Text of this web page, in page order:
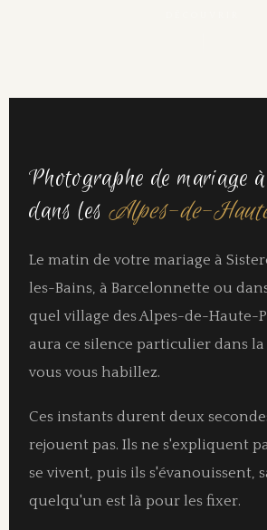
Photographe de mariage
dans les Alpes-de-
Le matin de votre mariage à
les-Bains, à Barcelonnette ou
quel village des Alpes-de-Haute-
aura ce silence particulier dans
vous vous habillez.
Ces instants durent deux
rejouent pas. Ils ne s'expliquent
se vivent, puis ils s'évanouissent,
quelqu'un est là pour les fixer.